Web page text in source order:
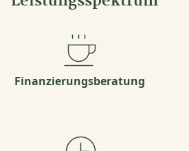
Finanzierungsberatung